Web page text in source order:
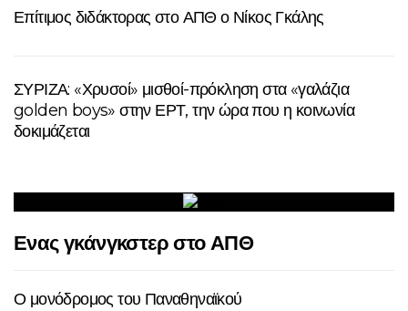
Επίτιμος διδάκτορας στο ΑΠΘ ο Νίκος Γκάλης
ΣΥΡΙΖΑ: «Χρυσοί» μισθοί-πρόκληση στα «γαλάζια
golden boys» στην ΕΡΤ, την ώρα που η κοινωνία
δοκιμάζεται
Ενας γκάνγκστερ στο ΑΠΘ
Ο μονόδρομος του Παναθηναϊκού